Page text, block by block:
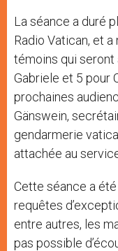
La séance a duré
Radio Vatican, et
témoins qui seront
Gabriele et 5 pour
prochaines
Gänswein,
gendarmerie
attachée au
Cette séance a
requêtes
entre autres, les
pas possible